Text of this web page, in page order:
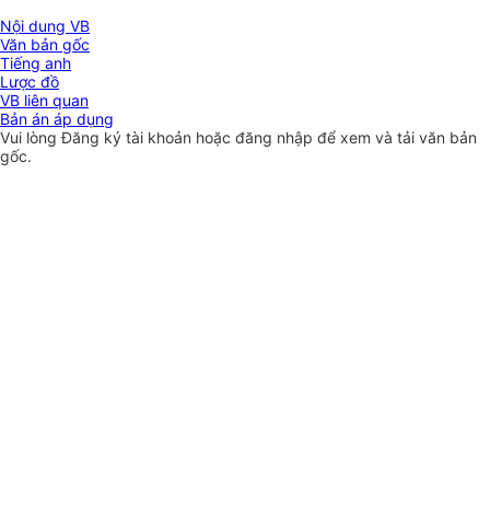
Nội dung VB
Văn bản gốc
Tiếng anh
Lược đồ
VB liên quan
Bản án áp dụng
Vui lòngĐăng ký tài khoản hoặc đăng nhập để xem và tải văn bản
gốc.